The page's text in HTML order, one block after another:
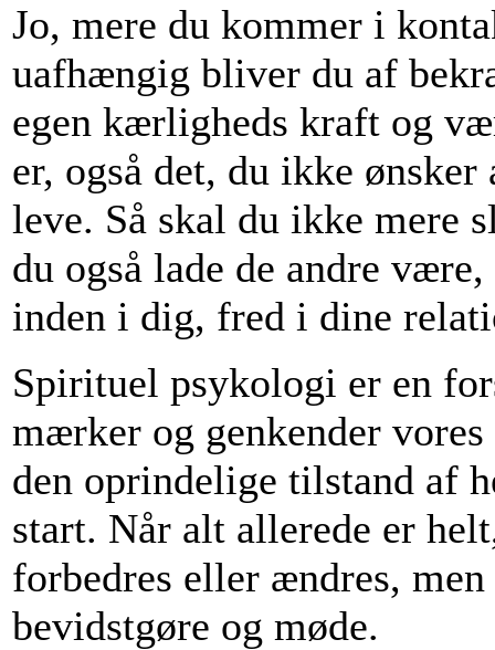
Jo, mere du kommer i
uafhængig bliver du af
egen kærligheds kraft og
er, også det, du ikke
leve. Så skal du ikke mere
du også lade de andre
inden i dig, fred i dine
Spirituel psykologi er en
mærker og genkender
den oprindelige tilstand af
start. Når alt allerede er
forbedres eller ændres,
bevidstgøre og møde.